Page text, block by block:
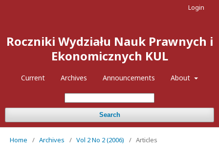
Roczniki Wydziału Nauk Prawnych i
Ekonomicznych KUL
Current Archives Announcements About
Search
Login
Home / Archives / Vol 2 No 2 (2006) / Articles